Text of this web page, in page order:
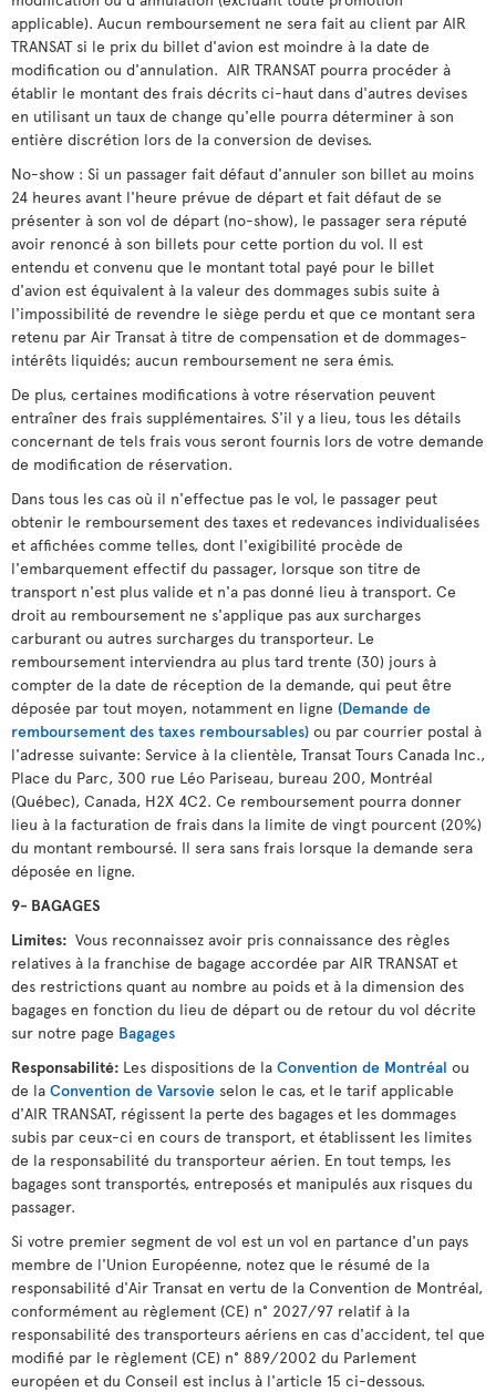
applicable). Aucun remboursement ne sera fait au client par AIR
TRANSAT si le prix du billet d'avion est moindre à la date de
modification ou d'annulation. AIR TRANSAT pourra procéder à
établir le montant des frais décrits ci-haut dans d'autres devises
en utilisant un taux de change qu'elle pourra déterminer à son
entière discrétion lors de la conversion de devises.
No-show : Si un passager fait défaut d'annuler son billet au moins
24 heures avant l'heure prévue de départ et fait défaut de se
présenter à son vol de départ (no-show), le passager sera réputé
avoir renoncé à son billets pour cette portion du vol. Il est
entendu et convenu que le montant total payé pour le billet
d'avion est équivalent à la valeur des dommages subis suite à
l'impossibilité de revendre le siège perdu et que ce montant sera
retenu par Air Transat à titre de compensation et de dommages-
intérêts liquidés; aucun remboursement ne sera émis.
De plus, certaines modifications à votre réservation peuvent
entraîner des frais supplémentaires. S'il y a lieu, tous les détails
concernant de tels frais vous seront fournis lors de votre demande
de modification de réservation.
Dans tous les cas où il n'effectue pas le vol, le passager peut
obtenir le remboursement des taxes et redevances individualisées
et affichées comme telles, dont l'exigibilité procède de
l'embarquement effectif du passager, lorsque son titre de
transport n'est plus valide et n'a pas donné lieu à transport. Ce
droit au remboursement ne s'applique pas aux surcharges
carburant ou autres surcharges du transporteur. Le
remboursement interviendra au plus tard trente (30) jours à
compter de la date de réception de la demande, qui peut être
déposée par tout moyen, notamment en ligne (Demande de
remboursement des taxes remboursables) ou par courrier postal à
l'adresse suivante: Service à la clientèle, Transat Tours Canada Inc.,
Place du Parc, 300 rue Léo Pariseau, bureau 200, Montréal
(Québec), Canada, H2X 4C2. Ce remboursement pourra donner
lieu à la facturation de frais dans la limite de vingt pourcent (20%)
du montant remboursé. Il sera sans frais lorsque la demande sera
déposée en ligne.
9- BAGAGES
Limites: Vous reconnaissez avoir pris connaissance des règles
relatives à la franchise de bagage accordée par AIR TRANSAT et
des restrictions quant au nombre au poids et à la dimension des
bagages en fonction du lieu de départ ou de retour du vol décrite
sur notre page Bagages
Responsabilité: Les dispositions de la Convention de Montréal ou
de la Convention de Varsovie selon le cas, et le tarif applicable
d'AIR TRANSAT, régissent la perte des bagages et les dommages
subis par ceux-ci en cours de transport, et établissent les limites
de la responsabilité du transporteur aérien. En tout temps, les
bagages sont transportés, entreposés et manipulés aux risques du
passager.
Si votre premier segment de vol est un vol en partance d'un pays
membre de l'Union Européenne, notez que le résumé de la
responsabilité d'Air Transat en vertu de la Convention de Montréal,
conformément au règlement (CE) n° 2027/97 relatif à la
responsabilité des transporteurs aériens en cas d'accident, tel que
modifié par le règlement (CE) n° 889/2002 du Parlement
européen et du Conseil est inclus à l'article 15 ci-dessous.